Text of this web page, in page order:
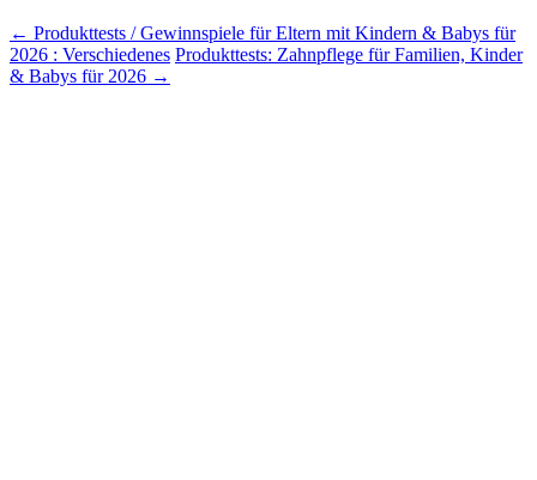
← Produkttests / Gewinnspiele für Eltern mit Kindern & Babys für
2026 : Verschiedenes Produkttests: Zahnpflege für Familien, Kinder
& Babys für 2026 →